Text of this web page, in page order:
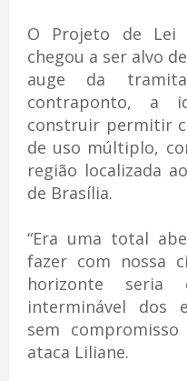
O Projeto de Lei
chegou a ser alvo
auge da
contraponto, a
construir permitir
de uso múltiplo,
região localizada
de Brasília.
“Era uma total
fazer com nossa
horizonte seria
interminável dos
sem
ataca Liliane.